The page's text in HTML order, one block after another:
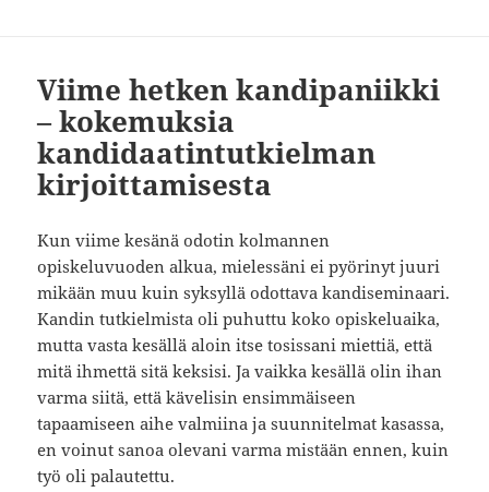
Viime hetken kandipaniikki
– kokemuksia
kandidaatintutkielman
kirjoittamisesta
Kun viime kesänä odotin kolmannen
opiskeluvuoden alkua, mielessäni ei pyörinyt juuri
mikään muu kuin syksyllä odottava kandiseminaari.
Kandin tutkielmista oli puhuttu koko opiskeluaika,
mutta vasta kesällä aloin itse tosissani miettiä, että
mitä ihmettä sitä keksisi. Ja vaikka kesällä olin ihan
varma siitä, että kävelisin ensimmäiseen
tapaamiseen aihe valmiina ja suunnitelmat kasassa,
en voinut sanoa olevani varma mistään ennen, kuin
työ oli palautettu.